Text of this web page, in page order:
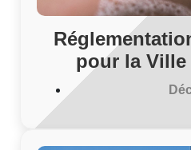
pour la Ville